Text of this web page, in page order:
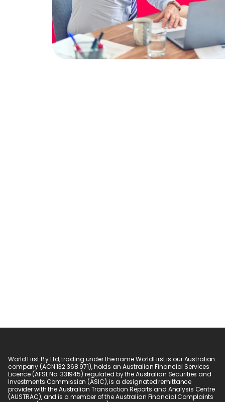
World First Pty Ltd, trading under the name WorldFirst is our Australian
company (ACN 132 368 971), holds an Australian Financial Services
Licence (AFSL No. 331945) regulated by the Australian Securities and
Investments Commission (ASIC), is a designated remittance
provider with the Australian Transaction Reports and Analysis Centre
(AUSTRAC), and is a member of the Australian Financial Complaints